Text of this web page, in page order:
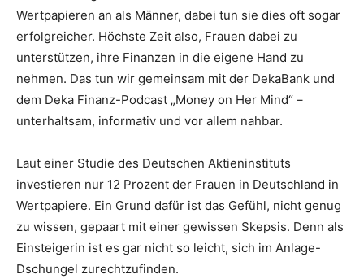
Wertpapieren an als Männer, dabei tun sie dies oft sogar
erfolgreicher. Höchste Zeit also, Frauen dabei zu
unterstützen, ihre Finanzen in die eigene Hand zu
nehmen. Das tun wir gemeinsam mit der DekaBank und
dem Deka Finanz-Podcast „Money on Her Mind“ –
unterhaltsam, informativ und vor allem nahbar.
Laut einer Studie des Deutschen Aktieninstituts
investieren nur 12 Prozent der Frauen in Deutschland in
Wertpapiere. Ein Grund dafür ist das Gefühl, nicht genug
zu wissen, gepaart mit einer gewissen Skepsis. Denn als
Einsteigerin ist es gar nicht so leicht, sich im Anlage-
Dschungel zurechtzufinden.